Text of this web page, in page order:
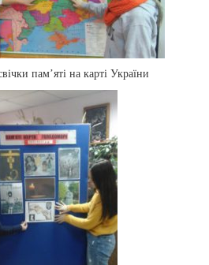
пам’яті на карті України